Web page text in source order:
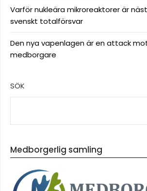
Varför nukleära mikroreaktorer är
svenskt totalförsvar
Den nya vapenlagen är en attack
medborgare
SÖK
Medborgerlig samling